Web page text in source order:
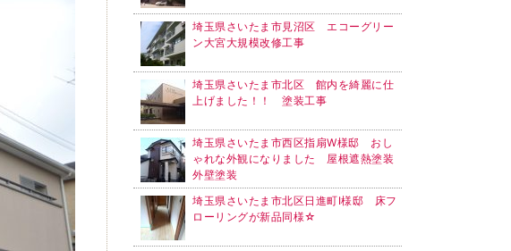
埼玉県さいたま市見沼区 エコーグリー
ン大宮大規模改修工事
埼玉県さいたま市北区 館内を綺麗に仕
上げました！！ 塗装工事
埼玉県さいたま市西区指扇W様邸 おし
ゃれな外観になりました 屋根遮熱塗装
外壁塗装
埼玉県さいたま市北区日進町I様邸 床フ
ローリングが新品同様☆